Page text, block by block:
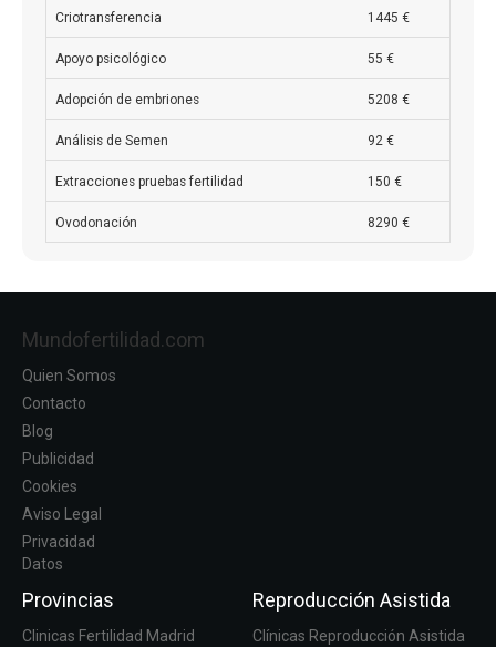
Criotransferencia 1445 €
Apoyo psicológico 55 €
Adopción de embriones 5208 €
Análisis de Semen 92 €
Extracciones pruebas fertilidad 150 €
Ovodonación 8290 €
Mundofertilidad.com
Quien Somos
Contacto
Blog
Publicidad
Cookies
Aviso Legal
Privacidad
Datos
Provincias
Clinicas Fertilidad Madrid
Reproducción Asistida
Clínicas Reproducción Asistida